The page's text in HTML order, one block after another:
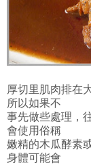
厚切里肌肉排在
所以如果不
事先做些處理，
會使用俗稱
嫩精的木瓜酵素
身體可能會